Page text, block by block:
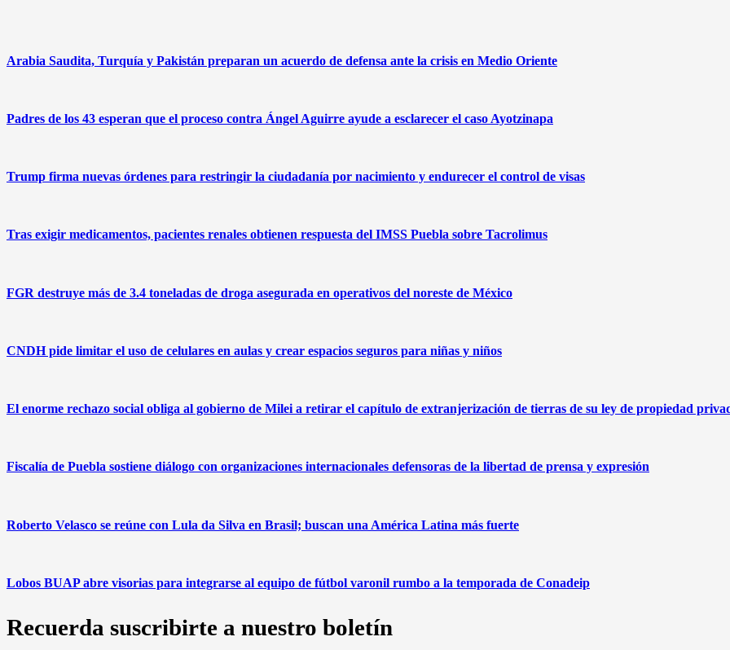
Arabia Saudita, Turquía y Pakistán preparan un acuerdo de defensa ante la crisis en Medio Oriente
Padres de los 43 esperan que el proceso contra Ángel Aguirre ayude a esclarecer el caso Ayotzinapa
Trump firma nuevas órdenes para restringir la ciudadanía por nacimiento y endurecer el control de visas
Tras exigir medicamentos, pacientes renales obtienen respuesta del IMSS Puebla sobre Tacrolimus
FGR destruye más de 3.4 toneladas de droga asegurada en operativos del noreste de México
CNDH pide limitar el uso de celulares en aulas y crear espacios seguros para niñas y niños
El enorme rechazo social obliga al gobierno de Milei a retirar el capítulo de extranjerización de tierras de su ley de propiedad
Fiscalía de Puebla sostiene diálogo con organizaciones internacionales defensoras de la libertad de prensa y expresión
Roberto Velasco se reúne con Lula da Silva en Brasil; buscan una América Latina más fuerte
Lobos BUAP abre visorias para integrarse al equipo de fútbol varonil rumbo a la temporada de Conadeip
Recuerda suscribirte a nuestro boletín